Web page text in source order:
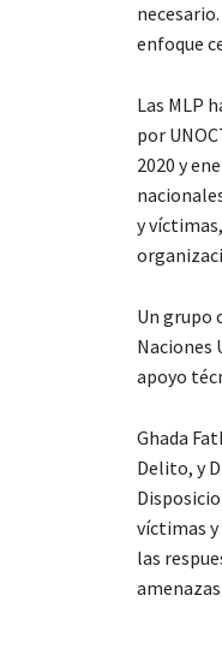
enfoque
Las MLP
por
2020 y
y
Un grupo
Naciones
apoyo
Ghada
Delito, y
víctimas
las